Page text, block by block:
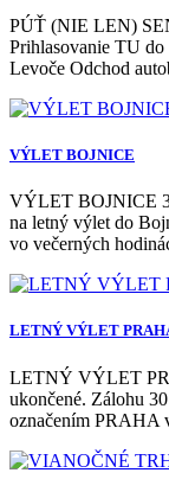
PÚŤ (NIE LEN)
Prihlasovanie TU
Levoče Odchod
VÝLET BOJNICE
VÝLET BOJNICE
na letný výlet do
vo večerných
LETNÝ VÝLET
LETNÝ VÝLET
ukončené. Zálohu
označením PRAHA